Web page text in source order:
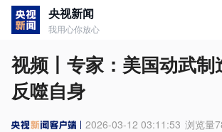
央视新闻
我用心你放心
视频丨专家：美国动武制
反噬自身
2026-03-12 03:11:53 浏览量